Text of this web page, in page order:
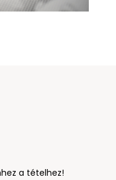
a tételhez!